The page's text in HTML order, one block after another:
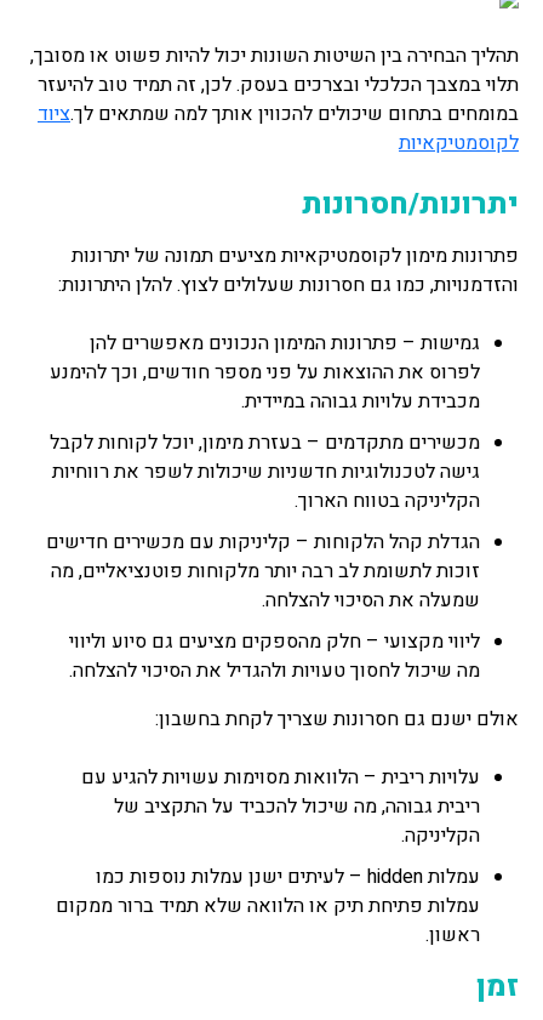
תהליך הבחירה בין השיטות השונות יכול להיות פשוט או מסובך,
תלוי במצבך הכלכלי ובצרכים בעסק. לכן, זה תמיד טוב להיעזר
במומחים בתחום שיכולים להכווין אותך למה שמתאים לך.ציוד
לקוסמטיקאיות
יתרונות/חסרונות
פתרונות מימון לקוסמטיקאיות מציעים תמונה של יתרונות
והזדמנויות, כמו גם חסרונות שעלולים לצוץ. להלן היתרונות:
גמישות – פתרונות המימון הנכונים מאפשרים להן
לפרוס את ההוצאות על פני מספר חודשים, וכך להימנע
מכבידת עלויות גבוהה במיידית.
מכשירים מתקדמים – בעזרת מימון, יוכל לקוחות לקבל
גישה לטכנולוגיות חדשניות שיכולות לשפר את רווחיות
הקליניקה בטווח הארוך.
הגדלת קהל הלקוחות – קליניקות עם מכשירים חדישים
זוכות לתשומת לב רבה יותר מלקוחות פוטנציאליים, מה
שמעלה את הסיכוי להצלחה.
ליווי מקצועי – חלק מהספקים מציעים גם סיוע וליווי
מה שיכול לחסוך טעויות ולהגדיל את הסיכוי להצלחה.
אולם ישנם גם חסרונות שצריך לקחת בחשבון:
עלויות ריבית – הלוואות מסוימות עשויות להגיע עם
ריבית גבוהה, מה שיכול להכביד על התקציב של
הקליניקה.
עמלות hidden – לעיתים ישנן עמלות נוספות כמו
עמלות פתיחת תיק או הלוואה שלא תמיד ברור ממקום
ראשון.
זמן